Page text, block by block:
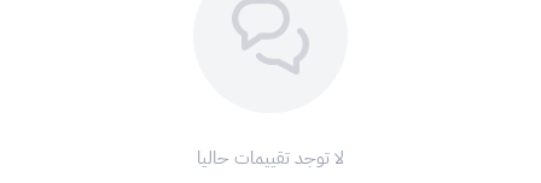
لا توجد تقييمات حاليا